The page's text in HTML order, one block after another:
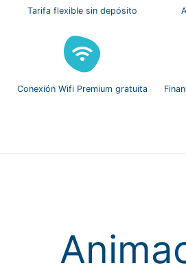
Tarifa flexible sin depósito
Conexión Wifi Premium gratuita